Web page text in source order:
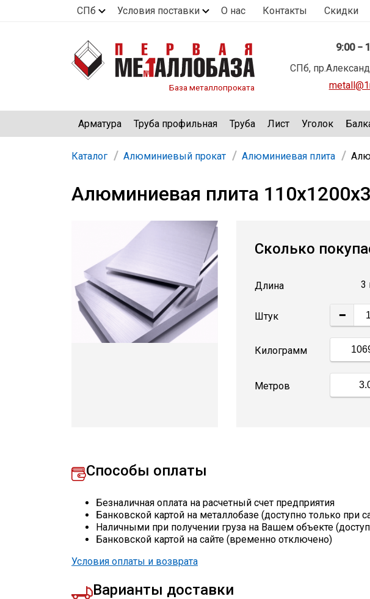
СПб Условия поставки О нас Контакты Скидки
База металлопроката
9:00 −
СПб,
Арматура Труба профильная Труба Лист Уголок
Каталог Алюминиевый прокат Алюминиевая плита
Алюминиевая плита
Сколько
Длина 3
Штук −
Килограмм
Метров
Способы оплаты
Безналичная оплата на расчетный счет предприятия
Банковской картой на металлобазе (доступно только при
Наличными при получении груза на Вашем объекте
Банковской картой на сайте (временно отключено)
Условия оплаты и возврата
Варианты доставки